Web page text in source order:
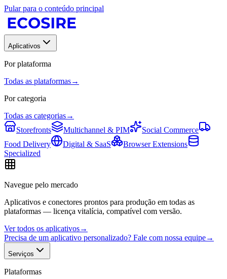
Pular para o conteúdo principal
Aplicativos
Por plataforma
Todas as plataformas→
Por categoria
Todas as categorias→
Storefronts
Multichannel & PIM
Social Commerce
Food Delivery
Digital & SaaS
Browser Extensions
Specialized
Navegue pelo mercado
Aplicativos e conectores prontos para produção em todas as
plataformas — licença vitalícia, compatível com versão.
Ver todos os aplicativos→
Precisa de um aplicativo personalizado? Fale com nossa equipe→
Serviços
Plataformas